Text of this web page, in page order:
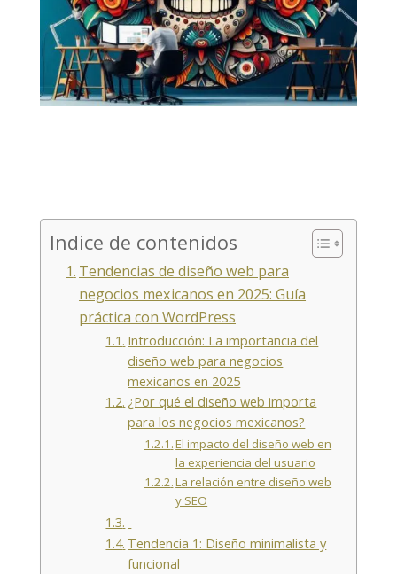
Indice de contenidos
Tendencias de diseño web para
negocios mexicanos en 2025: Guía
práctica con WordPress
Introducción: La importancia del
diseño web para negocios
mexicanos en 2025
¿Por qué el diseño web importa
para los negocios mexicanos?
El impacto del diseño web en
la experiencia del usuario
La relación entre diseño web
y SEO
Tendencia 1: Diseño minimalista y
funcional